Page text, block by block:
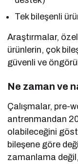
Tek bileşenli
Araştırmalar,
ürünlerin, çok
güvenli ve
Ne zaman ve
Çalışmalar, pre-
antrenmandan
olabileceğini
bileşene göre
zamanlama